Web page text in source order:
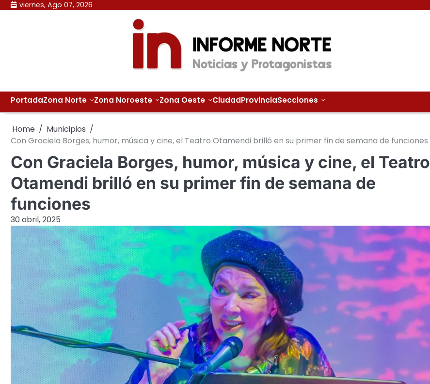
Skip viernes, Ago 07, 2026
PortadaZona Norte Zona Noroeste Zona Oeste CiudadProvinciaSecciones
Home
Municipios
Con Graciela Borges, humor, música y cine, el Teatro Otamendi brilló en su primer fin de semana de funciones
Con Graciela Borges, humor, música y cine, el Teatro
Otamendi brilló en su primer fin de semana de
funciones
30 abril, 2025